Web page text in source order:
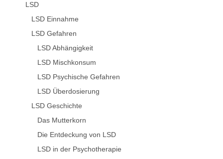
LSD
LSD Einnahme
LSD Gefahren
LSD Abhängigkeit
LSD Mischkonsum
LSD Psychische Gefahren
LSD Überdosierung
LSD Geschichte
Das Mutterkorn
Die Entdeckung von LSD
LSD in der Psychotherapie